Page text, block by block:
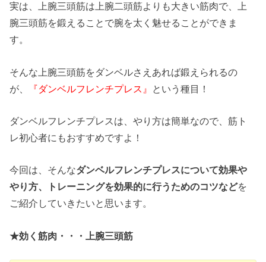
実は、上腕三頭筋は上腕二頭筋よりも大きい筋肉で、上
腕三頭筋を鍛えることで腕を太く魅せることができま
す。
そんな上腕三頭筋をダンベルさえあれば鍛えられるの
が、
『ダンベルフレンチプレス』 という種目！
ダンベルフレンチプレスは、やり方は簡単なので、筋ト
レ初心者にもおすすめですよ！
今回は、そんなダンベルフレンチプレスについて効果や
やり方、トレーニングを効果的に行うためのコツなどを
ご紹介していきたいと思います。
★効く筋肉・・・上腕三頭筋